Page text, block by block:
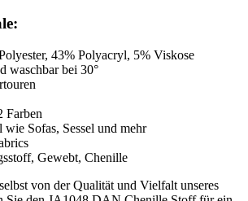
43% Polyacryl, 5% Viskose
waschbar bei 30°
Farben
Sofas, Sessel und mehr
Gewebt, Chenille
von der Qualität und Vielfalt unseres